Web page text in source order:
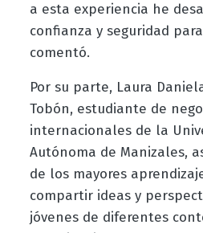
a esta experiencia he
confianza y seguridad
comentó.
Por su parte, Laura
Tobón, estudiante de
internacionales de la
Autónoma de Manizales,
de los mayores
compartir ideas y
jóvenes de diferentes